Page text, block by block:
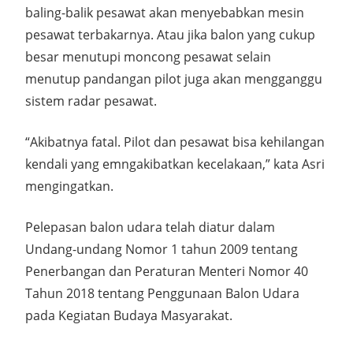
baling-balik pesawat akan menyebabkan mesin
pesawat terbakarnya. Atau jika balon yang cukup
besar menutupi moncong pesawat selain
menutup pandangan pilot juga akan mengganggu
sistem radar pesawat.
“Akibatnya fatal. Pilot dan pesawat bisa kehilangan
kendali yang emngakibatkan kecelakaan,” kata Asri
mengingatkan.
Pelepasan balon udara telah diatur dalam
Undang-undang Nomor 1 tahun 2009 tentang
Penerbangan dan Peraturan Menteri Nomor 40
Tahun 2018 tentang Penggunaan Balon Udara
pada Kegiatan Budaya Masyarakat.